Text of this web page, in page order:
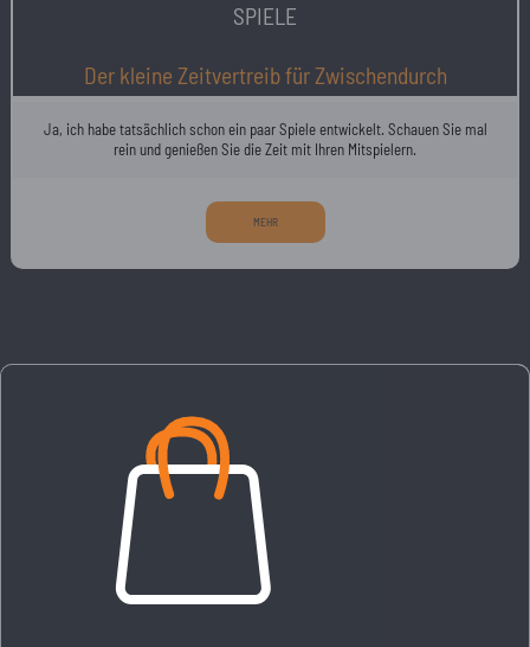
SPIELE
Der kleine Zeitvertreib für Zwischendurch
Ja, ich habe tatsächlich schon ein paar Spiele entwickelt. Schauen Sie mal
rein und genießen Sie die Zeit mit Ihren Mitspielern.
MEHR